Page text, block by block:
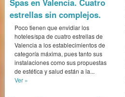
Spas en Valencia. Cuatro
estrellas sin complejos.
Poco tienen que envidiar los
hoteles/spa de cuatro estrellas de
Valencia a los establecimientos de
categoría máxima, pues tanto sus
instalaciones como sus propuestas
de estética y salud están a la...
Ver »